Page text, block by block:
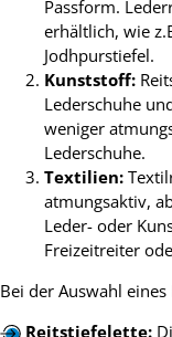
Passform.
erhältlich, wie
Jodhpurstiefel.
Kunststoff:
Lederschuhe
weniger
Lederschuhe.
Textilien:
atmungsaktiv,
Leder- oder
Freizeitreiter
Bei der Auswahl
Reitstiefelette: